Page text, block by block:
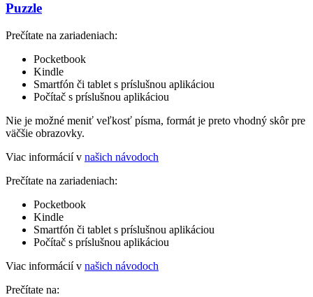
Puzzle
Prečítate na zariadeniach:
Pocketbook
Kindle
Smartfón či tablet s príslušnou aplikáciou
Počítač s príslušnou aplikáciou
Nie je možné meniť veľkosť písma, formát je preto vhodný skôr pre
väčšie obrazovky.
Viac informácií v našich návodoch
Prečítate na zariadeniach:
Pocketbook
Kindle
Smartfón či tablet s príslušnou aplikáciou
Počítač s príslušnou aplikáciou
Viac informácií v našich návodoch
Prečítate na: